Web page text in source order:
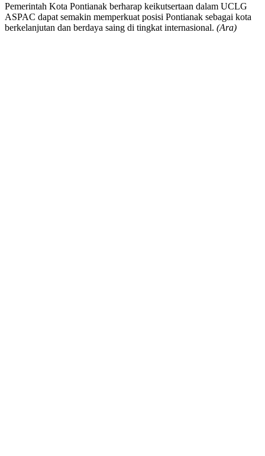
Pemerintah Kota Pontianak berharap keikutsertaan dalam UCLG
ASPAC dapat semakin memperkuat posisi Pontianak sebagai kota
berkelanjutan dan berdaya saing di tingkat internasional. (Ara)